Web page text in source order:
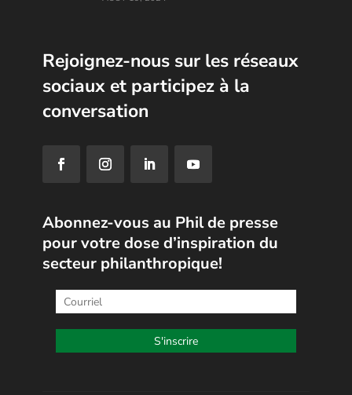
Rejoignez-nous sur les réseaux
sociaux et participez à la
conversation
Abonnez-vous au Phil de presse
pour votre dose d’inspiration du
secteur philanthropique!